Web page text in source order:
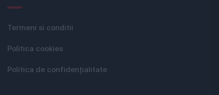
Termeni si conditii
Politica cookies
Politica de confidențialitate